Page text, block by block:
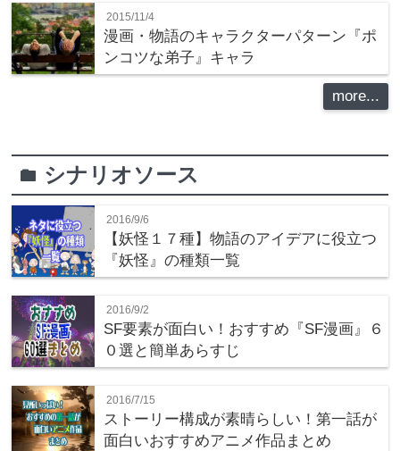
2015/11/4
漫画・物語のキャラクターパターン『ポ
ンコツな弟子』キャラ
more...
folder シナリオソース
2016/9/6
【妖怪１７種】物語のアイデアに役立つ
『妖怪』の種類一覧
2016/9/2
SF要素が面白い！おすすめ『SF漫画』６
０選と簡単あらすじ
2016/7/15
ストーリー構成が素晴らしい！第一話が
面白いおすすめアニメ作品まとめ